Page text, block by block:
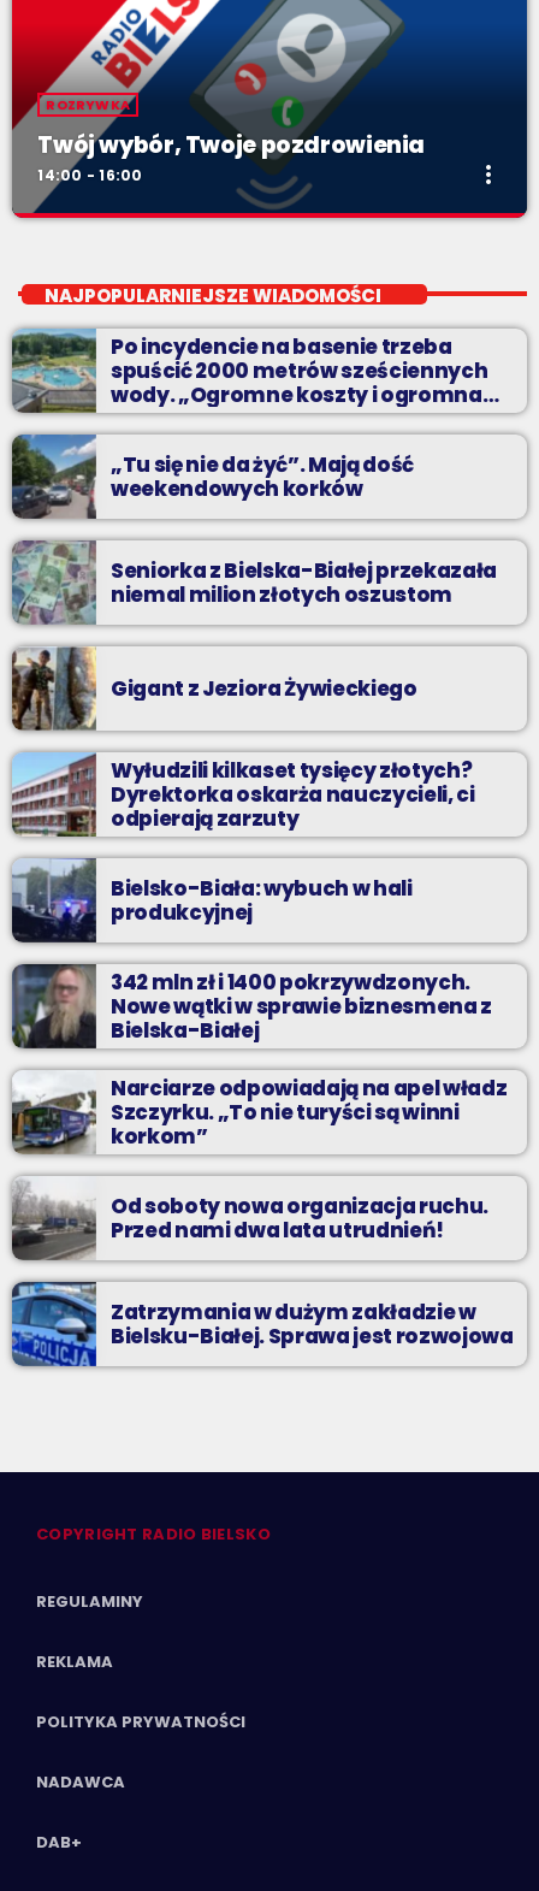
ROZRYWKA
Twój wybór, Twoje pozdrowienia
14:00 - 16:00 more_vert
Niedziele od 14 do 16
Zadzwoń do nas, wybierz jedną z dwóch muzycznych
propozycji i pozdrów bliskich na żywo w Radiu BIELSKO.
NAJPOPULARNIEJSZE WIADOMOŚCI
Po incydencie na basenie trzeba
spuścić 2000 metrów sześciennych
wody. „Ogromne koszty i ogromna
praca”
„Tu się nie da żyć”. Mają dość
weekendowych korków
Seniorka z Bielska-Białej przekazała
niemal milion złotych oszustom
Gigant z Jeziora Żywieckiego
Wyłudzili kilkaset tysięcy złotych?
Dyrektorka oskarża nauczycieli, ci
odpierają zarzuty
Bielsko-Biała: wybuch w hali
produkcyjnej
342 mln zł i 1400 pokrzywdzonych.
Nowe wątki w sprawie biznesmena z
Bielska-Białej
Narciarze odpowiadają na apel władz
Szczyrku. „To nie turyści są winni
korkom”
Od soboty nowa organizacja ruchu.
Przed nami dwa lata utrudnień!
Zatrzymania w dużym zakładzie w
Bielsku-Białej. Sprawa jest rozwojowa
COPYRIGHT RADIO BIELSKO
REGULAMINY
REKLAMA
POLITYKA PRYWATNOŚCI
NADAWCA
DAB+